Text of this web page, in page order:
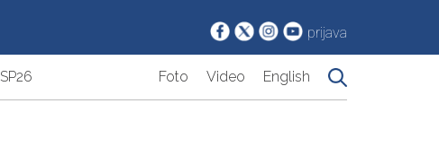
prijava
SP26 Foto Video English